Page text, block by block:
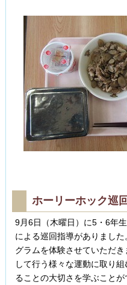
ホーリーホック巡
9月6日（木曜日）に5・6年
による巡回指導がありまし
グラムを体験させていただ
して行う様々な運動に取り
ることの大切さを学ぶこと